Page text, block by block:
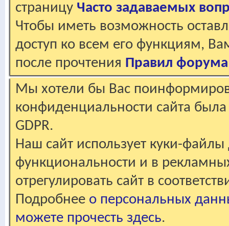
страницу Часто задаваемых
Чтобы иметь возможность
доступ ко всем его функциям,
после прочтения Правил форума
Мы хотели бы Вас
конфиденциальности сайта
GDPR.
Наш сайт использует куки-файлы
функциональности и в
отрегулировать сайт в
Подробнее о персональных
можете прочесть здесь.